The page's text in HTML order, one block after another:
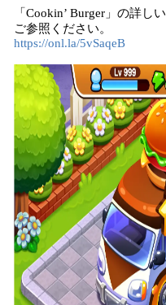
「Cookin’ Burger」の詳し
ご参照ください。
https://onl.la/5vSaqeB